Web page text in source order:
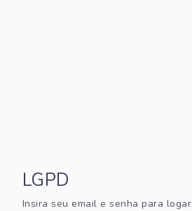
LGPD
Insira seu email e senha para logar